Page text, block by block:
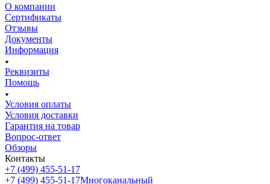
О компании
Сертификаты
Отзывы
Документы
Информация
Реквизиты
Помощь
Условия оплаты
Условия доставки
Гарантия на товар
Вопрос-ответ
Обзоры
Контакты
+7 (499) 455-51-17
+7 (499) 455-51-17Многоканальный